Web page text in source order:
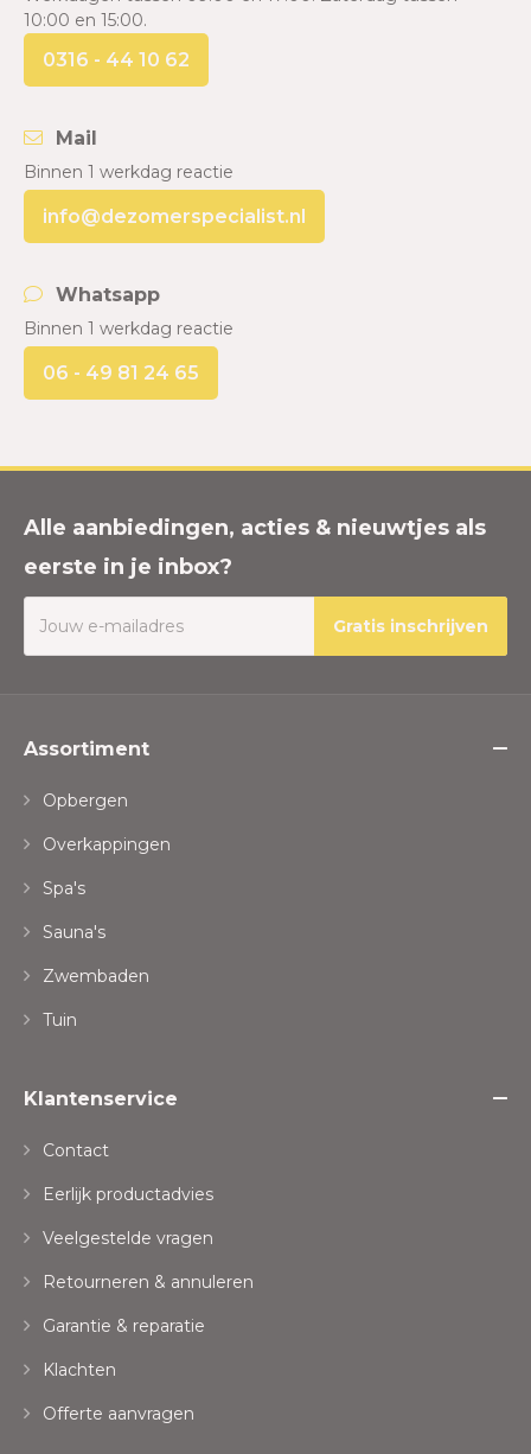
10:00 en 15:00.
0316 - 44 10 62
Mail
Binnen 1 werkdag reactie
info@dezomerspecialist.nl
Whatsapp
Binnen 1 werkdag reactie
06 - 49 81 24 65
Alle aanbiedingen, acties & nieuwtjes als
eerste in je inbox?
Gratis inschrijven
Assortiment
Opbergen
Overkappingen
Spa's
Sauna's
Zwembaden
Tuin
Klantenservice
Contact
Eerlijk productadvies
Veelgestelde vragen
Retourneren & annuleren
Garantie & reparatie
Klachten
Offerte aanvragen